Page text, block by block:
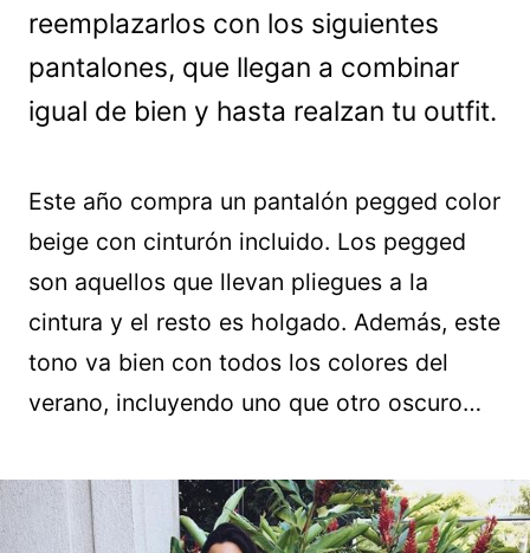
reemplazarlos con los siguientes
pantalones, que llegan a combinar
igual de bien y hasta realzan tu outfit.
Este año compra un pantalón pegged color
beige con cinturón incluido. Los pegged
son aquellos que llevan pliegues a la
cintura y el resto es holgado. Además, este
tono va bien con todos los colores del
verano, incluyendo uno que otro oscuro…